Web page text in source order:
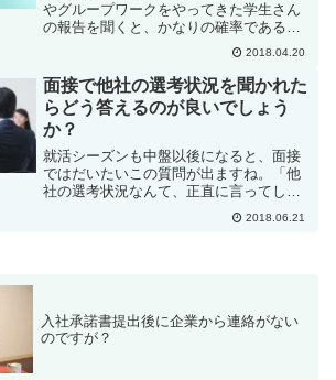
やグループワークをやってきた学生さん
の報告を聞くと、かなりの確率であるの
が、迷惑な学生が混ざっていてやりづら
かったという話です。迷惑な学生とは、
今まで聞いた実例の中では、自分の主張
を延々と話す。人の意見を...
2018.04.20
面接で他社の選考状況を聞かれた
らどう答えるのが良いでしょう
か？
就活シーズンも中盤以後になると、面接
ではだいたいこの質問が出ますね。「他
社の選考状況なんて、正直に言ってしま
っていいんだろうか？」「他社で内定も
らっているんだけど、それを言うと不利
2018.06.21
入社承諾書提出後に企業から連絡がない
のですが？